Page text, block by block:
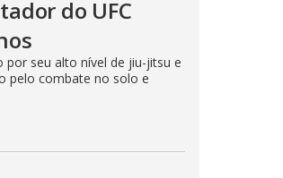
do UFC
por seu alto nível de jiu-jitsu e
pelo combate no solo e